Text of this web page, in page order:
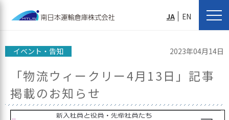
JA EN
イベント・告知 2023年04月14日
「物流ウィークリー4月13日」記事
掲載のお知らせ